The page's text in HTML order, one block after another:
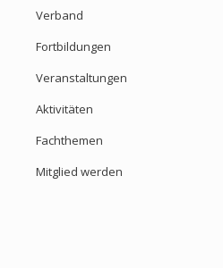
Verband
Fortbildungen
Veranstaltungen
Aktivitäten
Fachthemen
Mitglied werden